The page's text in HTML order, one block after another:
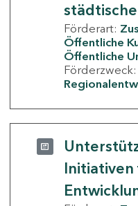
Förderart:
Öffentliche
Öffentliche
Förderzweck: